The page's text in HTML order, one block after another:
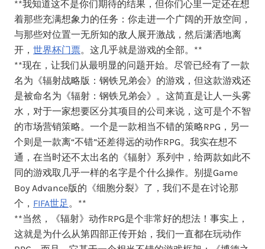
**我知道这不是你们期待的结果，但你们心里一定还在想
着那些充满想象力的任务：你走进一个广阔的开放空间，
与那些对位置一无所知的敌人展开激战，然后潇洒地离
开， 世界杯门票。这几乎就是游戏的全部。**
**现在，让我们从最明显的问题开始。尽管已经有了一款
名为《辐射战略版：钢铁兄弟会》的游戏，但这款游戏还
是被命名为《辐射：钢铁兄弟会》。这简直是让人一头雾
水，对于一家想要区分其项目的公司来说，这可是个不智
的市场营销策略。一个是一款相当不错的策略RPG，另一
个则是一款离“不错”还差得远的动作RPG。我实在想不
通，在当时还不太出名的《辐射》系列中，给两款如此不
同的游戏取几乎一样的名字是个什么操作。别提Game
Boy Advance版的《细胞分裂》了，我们不是在讨论那
个， FIFA世足。**
**当然，《辐射》动作RPG是个非常好的想法！事实上，
这就是为什么从第四部正传开始，我们一直都在玩动作